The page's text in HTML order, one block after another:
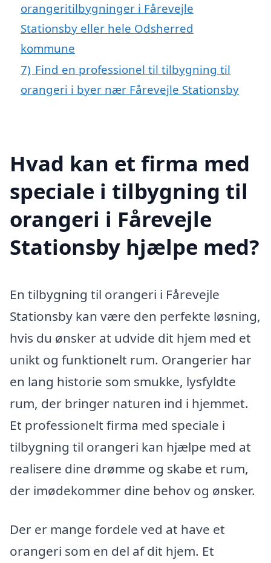
orangeritilbygninger i Fårevejle
Stationsby eller hele Odsherred
kommune
7) Find en professionel til tilbygning til
orangeri i byer nær Fårevejle Stationsby
Hvad kan et firma med
speciale i tilbygning til
orangeri i Fårevejle
Stationsby hjælpe med?
En tilbygning til orangeri i Fårevejle
Stationsby kan være den perfekte løsning,
hvis du ønsker at udvide dit hjem med et
unikt og funktionelt rum. Orangerier har
en lang historie som smukke, lysfyldte
rum, der bringer naturen ind i hjemmet.
Et professionelt firma med speciale i
tilbygning til orangeri kan hjælpe med at
realisere dine drømme og skabe et rum,
der imødekommer dine behov og ønsker.
Der er mange fordele ved at have et
orangeri som en del af dit hjem. Et